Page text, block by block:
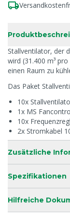
Stallventilator, der
wird (31.400 m³
einen Raum zu
Das Paket
10x
1x MS
10x
2x Stromkabel
Zusätzliche
Spezifikationen
Hilfreiche